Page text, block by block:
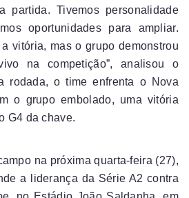
partida. Tivemos personalidade
oportunidades para ampliar.
vitória, mas o grupo demonstrou
na competição”, analisou o
rodada, o time enfrenta o Nova
o grupo embolado, uma vitória
G4 da chave.
na próxima quarta-feira (27),
a liderança da Série A2 contra